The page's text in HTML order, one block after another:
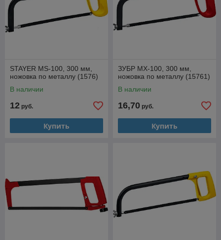
STAYER MS-100, 300 мм,
ножовка по металлу (1576)
В наличии
12 руб.
Купить
ЗУБР MX-100, 300 мм,
ножовка по металлу (15761)
В наличии
16,70 руб.
Купить